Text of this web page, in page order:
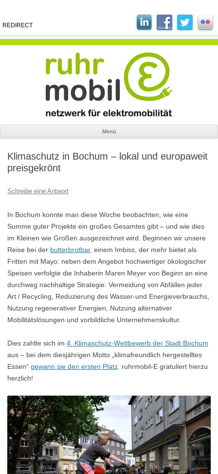
REDIRECT
Menü
springen
Klimaschutz in Bochum – lokal und europaweit
preisgekrönt
Schreibe eine Antwort
In Bochum konnte man diese Woche beobachten, wie eine
Summe guter Projekte ein großes Gesamtes gibt – und wie dies
im Kleinen wie Großen ausgezeichnet wird. Beginnen wir unsere
Reise bei der butterbrotbar, einem Imbiss, der mehr bietet als
Fritten mit Mayo: neben dem Angebot hochwertiger ökologischer
Speisen verfolgte die Inhaberin Maren Meyer von Beginn an eine
durchweg nachhaltige Strategie: Vermeidung von Abfällen jeder
Art / Recycling, Reduzierung des Wasser-und Energieverbrauchs,
Nutzung regenerativer Energien, Nutzung alternativer
Mobilitätslösungen und vorbildliche Unternehmenskultur.
Dies zahlte sich im 4. Klimaschutz-Wettbewerb der Stadt Bochum
aus – bei dem diesjährigen Motto „klimafreundlich hergestelltes
Essen“ gewann sie den ersten Platz . ruhrmobil-E gratuliert hierzu
herzlich!